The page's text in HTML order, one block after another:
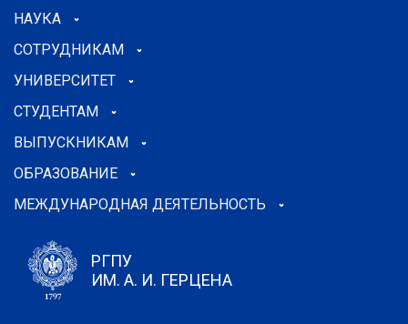
НАУКА
СОТРУДНИКАМ
УНИВЕРСИТЕТ
СТУДЕНТАМ
ВЫПУСКНИКАМ
ОБРАЗОВАНИЕ
МЕЖДУНАРОДНАЯ ДЕЯТЕЛЬНОСТЬ
РГПУ
ИМ. А. И. ГЕРЦЕНА